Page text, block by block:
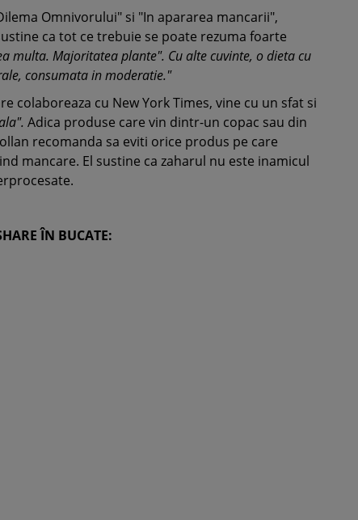
Omnivorului" si "In apararea mancarii",
ca tot ce trebuie se poate rezuma foarte
multa. Majoritatea plante". Cu alte cuvinte, o dieta cu
consumata in moderatie."
colaboreaza cu New York Times, vine cu un sfat si
Adica produse care vin dintr-un copac sau din
recomanda sa eviti orice produs pe care
mancare. El sustine ca zaharul nu este inamicul
ÎN BUCATE: